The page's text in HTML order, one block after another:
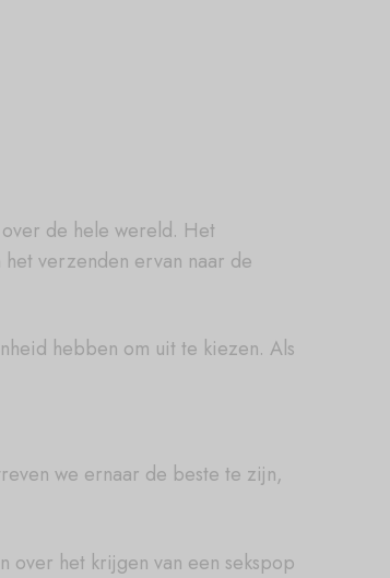
de hele wereld. Het
verzenden ervan naar de
hebben om uit te kiezen. Als
we ernaar de beste te zijn,
over het krijgen van een sekspop